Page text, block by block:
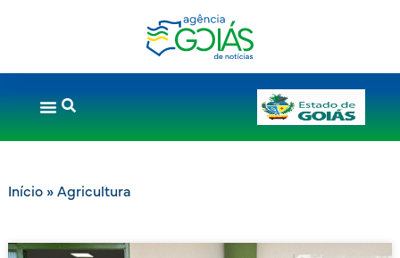
Início» Agricultura